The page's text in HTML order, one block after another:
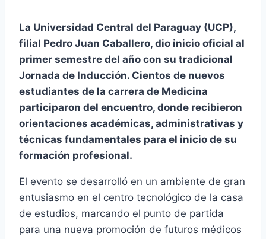
La Universidad Central del Paraguay (UCP),
filial Pedro Juan Caballero, dio inicio oficial al
primer semestre del año con su tradicional
Jornada de Inducción. Cientos de nuevos
estudiantes de la carrera de Medicina
participaron del encuentro, donde recibieron
orientaciones académicas, administrativas y
técnicas fundamentales para el inicio de su
formación profesional.
El evento se desarrolló en un ambiente de gran
entusiasmo en el centro tecnológico de la casa
de estudios, marcando el punto de partida
para una nueva promoción de futuros médicos